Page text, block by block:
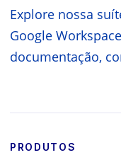
Explore nossa
Google
documentação,
PRODUTOS